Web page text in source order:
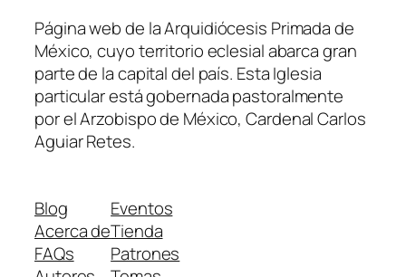
Página web de la Arquidiócesis Primada de
México, cuyo territorio eclesial abarca gran
parte de la capital del país. Esta Iglesia
particular está gobernada pastoralmente
por el Arzobispo de México, Cardenal Carlos
Aguiar Retes.
Blog
Acerca de
FAQs
Eventos
Tienda
Patrones